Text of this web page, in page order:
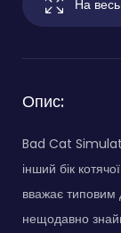
На
Опис:
Bad Cat
інший бік
вважає типовим
нещодавно